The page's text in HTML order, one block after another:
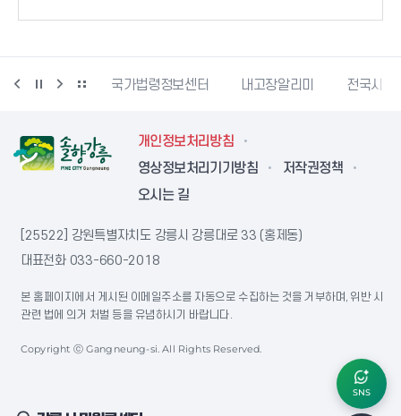
문서24 국가법령정보센터 내고장알리미 전국시장
개인정보처리방침
영상정보처리기기방침
저작권정책
오시는 길
[25522] 강원특별자치도 강릉시 강릉대로 33 (홍제동)
대표전화 033-660-2018
본 홈페이지에서 게시된 이메일주소를 자동으로 수집하는 것을 거부하며, 위반 시
관련 법에 의거 처벌 등을 유념하시기 바랍니다.
Copyright ⓒ Gangneung-si. All Rights Reserved.
SNS